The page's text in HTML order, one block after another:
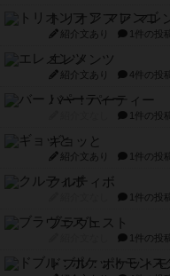
トリオンフ ア マレ
紹介文あり 1件の投稿
エレメンツ
紹介文あり 4件の投稿
バー！パーティー
1件の投稿
ギョッと
紹介文あり 1件の投稿
クルティボ
1件の投稿
ブラヴェスト
1件の投稿
ドブル：ポケット